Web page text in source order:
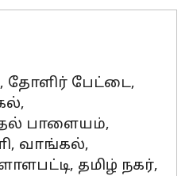
தோளிர் பேட்டை,
பாளையம்,
வாங்கல்,
தமிழ் நகர்,